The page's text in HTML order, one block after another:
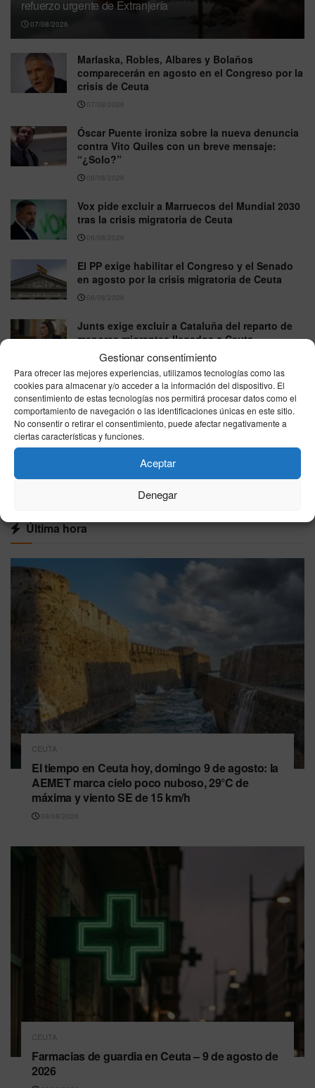
Gestionar consentimiento
Para ofrecer las mejores experiencias, utilizamos tecnologías como las
cookies para almacenar y/o acceder a la información del dispositivo. El
consentimiento de estas tecnologías nos permitirá procesar datos como el
comportamiento de navegación o las identificaciones únicas en este sitio.
No consentir o retirar el consentimiento, puede afectar negativamente a
ciertas características y funciones.
Aceptar
Denegar
refuerzo urgente de Extranjería
07/08/2026
Marlaska, Robles, Albares y Bolaños
comparecerán en agosto en el Congreso por la
crisis de Ceuta
07/08/2026
Óscar Puente ironiza sobre la nueva denuncia
contra Vito Quiles con un breve mensaje:
“¿Solo?”
06/08/2026
Vox pide excluir a Marruecos del Mundial 2030
tras la crisis migratoria de Ceuta
06/08/2026
El PP exige habilitar el Congreso y el Senado
en agosto por la crisis migratoria de Ceuta
06/08/2026
Junts exige excluir a Cataluña del reparto de
menores migrantes llegados a Ceuta
05/08/2026
Nicole Delgado responde a Pablo Fernández
en directo por la Ley Trans: “No permito que
piense por mí”
VER MÁS
Última hora
CEUTA
El tiempo en Ceuta hoy, domingo 9 de agosto: la
AEMET marca cielo poco nuboso, 29°C de
máxima y viento SE de 15 km/h
09/08/2026
CEUTA
Farmacias de guardia en Ceuta – 9 de agosto de
2026